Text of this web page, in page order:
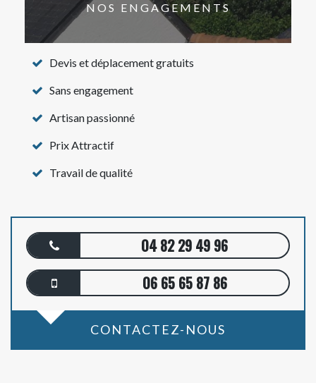
NOS ENGAGEMENTS
Devis et déplacement gratuits
Sans engagement
Artisan passionné
Prix Attractif
Travail de qualité
04 82 29 49 96
06 65 65 87 86
CONTACTEZ-NOUS